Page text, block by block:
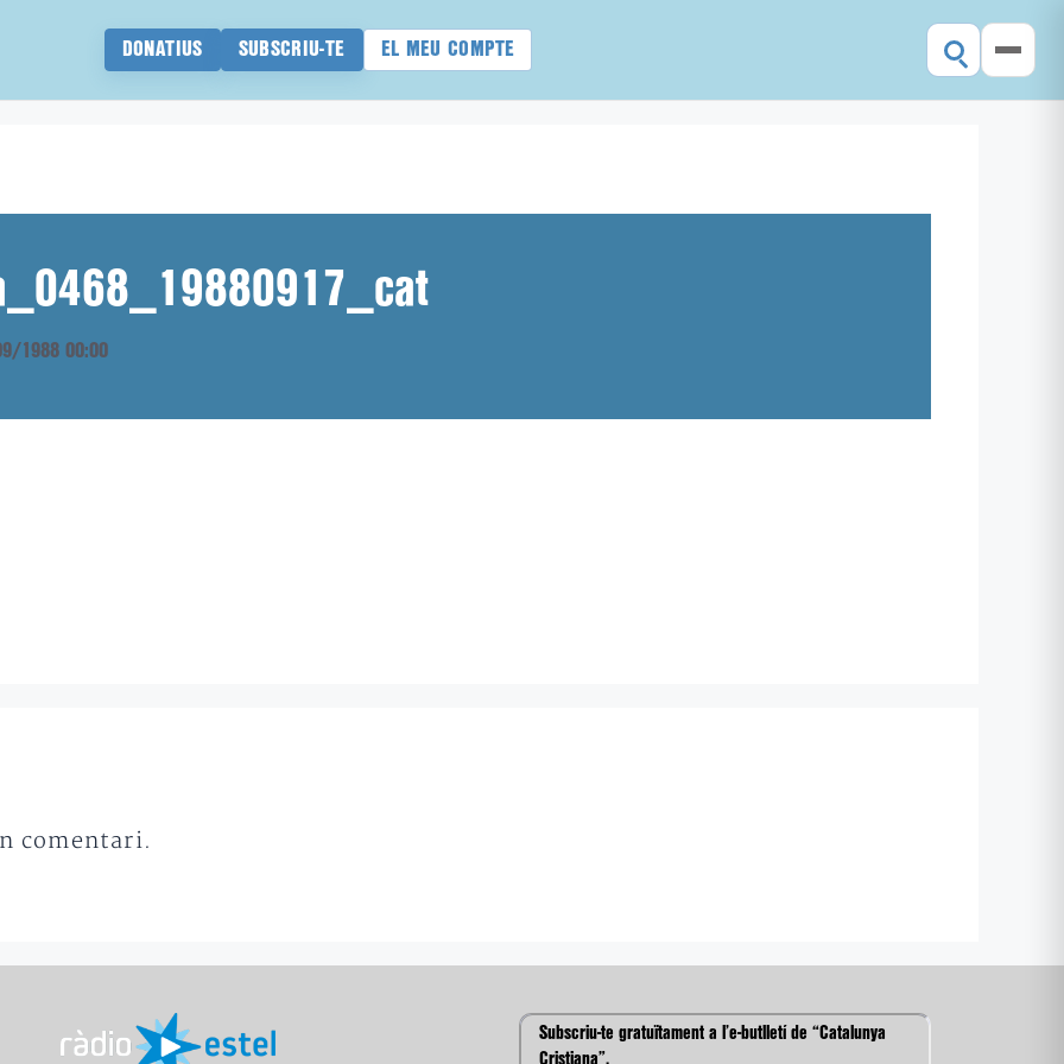
DONATIUS SUBSCRIU-TE EL MEU COMPTE
1988 00:00
comentari.
Subscriu-te gratuïtament a l’e-butlletí de “Catalunya
Cristiana”.